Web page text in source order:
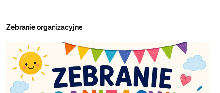
Zebranie organizacyjne